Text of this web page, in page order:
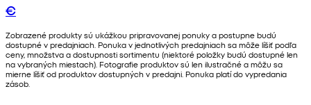
€
Zobrazené produkty sú ukážkou pripravovanej ponuky a postupne budú
dostupné v predajniach. Ponuka v jednotlivých predajniach sa môže líšiť podľa
ceny, množstva a dostupnosti sortimentu (niektoré položky budú dostupné len
na vybraných miestach). Fotografie produktov sú len ilustračné a môžu sa
mierne líšiť od produktov dostupných v predajni. Ponuka platí do vypredania
zásob.